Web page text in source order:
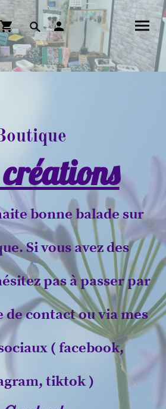
bonne balade sur
Si vous avez des
pas à passer par
contact ou via mes
( facebook,
tiktok )